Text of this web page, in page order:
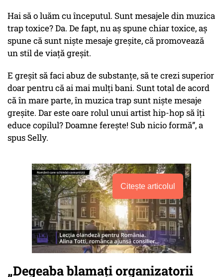
Hai să o luăm cu începutul. Sunt mesajele din muzica
trap toxice? Da. De fapt, nu aș spune chiar toxice, aș
spune că sunt niște mesaje greșite, că promovează
un stil de viață greșit.
E greșit să faci abuz de substanțe, să te crezi superior
doar pentru că ai mai mulți bani. Sunt total de acord
că în mare parte, în muzica trap sunt niște mesaje
greșite. Dar este oare rolul unui artist hip-hop să îți
educe copilul? Doamne ferește! Sub nicio formă”, a
spus Selly.
Citește articolul
„Degeaba blamați organizatorii